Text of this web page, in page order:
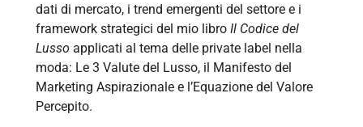
dati di mercato, i trend emergenti del settore e i
framework strategici del mio libro Il Codice del
Lusso applicati al tema delle private label nella
moda: Le 3 Valute del Lusso, il Manifesto del
Marketing Aspirazionale e l’Equazione del Valore
Percepito.